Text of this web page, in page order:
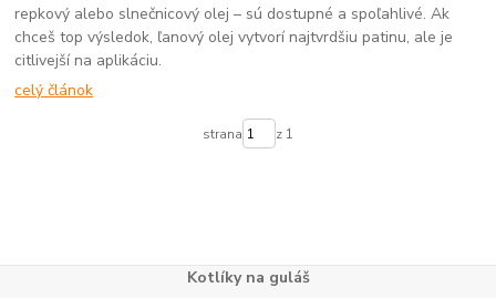
repkový alebo slnečnicový olej – sú dostupné a spoľahlivé. Ak
chceš top výsledok, ľanový olej vytvorí najtvrdšiu patinu, ale je
citlivejší na aplikáciu.
celý článok
strana z 1
Kotlíky na guláš